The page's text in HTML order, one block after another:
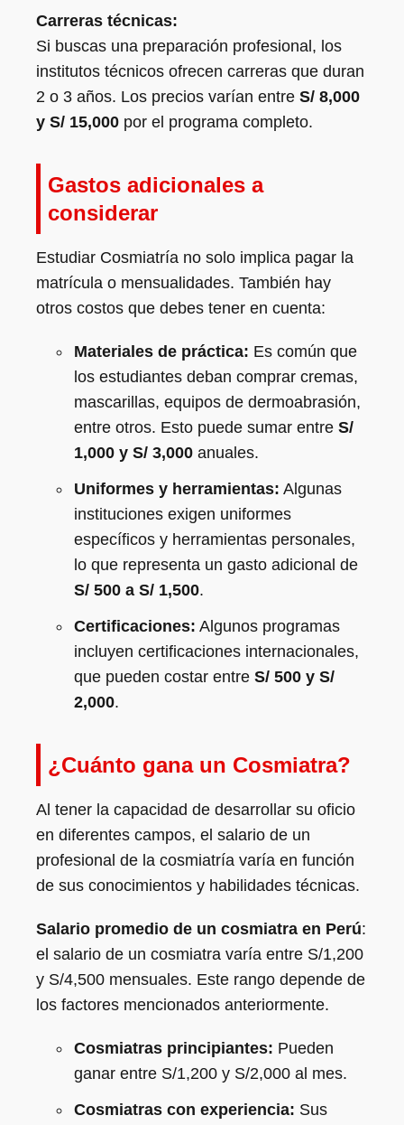
Carreras técnicas:
Si buscas una preparación profesional, los
institutos técnicos ofrecen carreras que duran
2 o 3 años. Los precios varían entre S/ 8,000
y S/ 15,000 por el programa completo.
Gastos adicionales a
considerar
Estudiar Cosmiatría no solo implica pagar la
matrícula o mensualidades. También hay
otros costos que debes tener en cuenta:
Materiales de práctica: Es común que
los estudiantes deban comprar cremas,
mascarillas, equipos de dermoabrasión,
entre otros. Esto puede sumar entre S/
1,000 y S/ 3,000 anuales.
Uniformes y herramientas: Algunas
instituciones exigen uniformes
específicos y herramientas personales,
lo que representa un gasto adicional de
S/ 500 a S/ 1,500.
Certificaciones: Algunos programas
incluyen certificaciones internacionales,
que pueden costar entre S/ 500 y S/
2,000.
¿Cuánto gana un Cosmiatra?
Al tener la capacidad de desarrollar su oficio
en diferentes campos, el salario de un
profesional de la cosmiatría varía en función
de sus conocimientos y habilidades técnicas.
Salario promedio de un cosmiatra en Perú:
el salario de un cosmiatra varía entre S/1,200
y S/4,500 mensuales. Este rango depende de
los factores mencionados anteriormente.
Cosmiatras principiantes: Pueden
ganar entre S/1,200 y S/2,000 al mes.
Cosmiatras con experiencia: Sus